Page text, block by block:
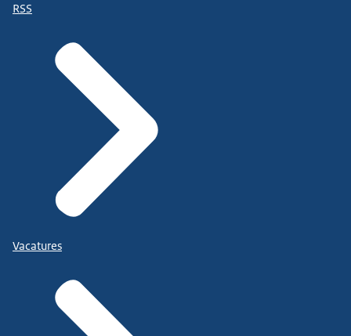
RSS
Vacatures